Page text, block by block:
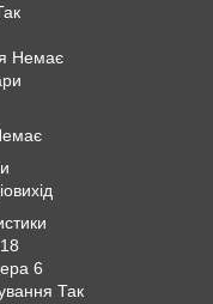
Немає
6
Так